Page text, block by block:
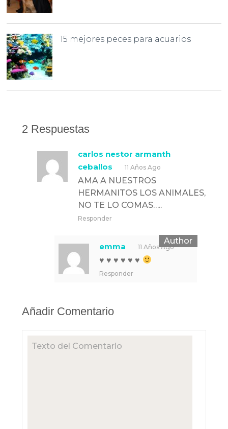
15 mejores peces para acuarios
2 Respuestas
carlos nestor armanth
ceballos
11 Años Ago
AMA A NUESTROS
HERMANITOS LOS ANIMALES,
NO TE LO COMAS…..
Responder
emma 11 Años Ago
♥ ♥ ♥ ♥ ♥ ♥
Responder
Añadir Comentario